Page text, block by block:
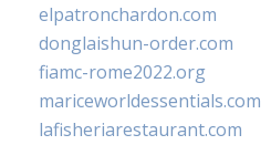
elpatronchardon.com
donglaishun-order.com
fiamc-rome2022.org
mariceworldessentials.com
lafisheriarestaurant.com